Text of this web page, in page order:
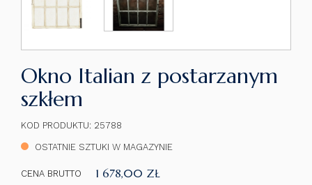
Okno Italian z postarzanym
szkłem
KOD PRODUKTU: 25788
OSTATNIE SZTUKI W MAGAZYNIE
CENA BRUTTO 1 678,00 ZŁ